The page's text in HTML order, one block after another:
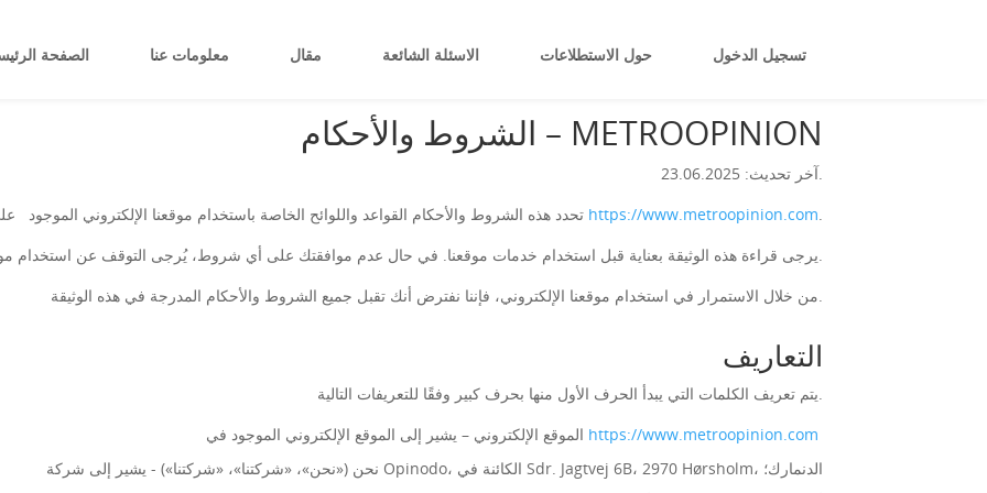
الصفحة معلومات عنا مقال الاسئلة الشائعة حول الاستطلاعات تسجيل الدخول
الشروط والأحكام – METROOPINION
آخر تحديث: 23.06.2025.
تحدد هذه الشروط والأحكام القواعد واللوائح الخاصة باستخدام موقعنا الإلكتروني الموجود على https://www.metroopinion.com.
يرجى قراءة هذه الوثيقة بعناية قبل استخدام خدمات موقعنا. في حال عدم موافقتك على أي شروط، يُرجى التوقف عن استخدام موقعنا فورًا.
من خلال الاستمرار في استخدام موقعنا الإلكتروني، فإننا نفترض أنك تقبل جميع الشروط والأحكام المدرجة في هذه الوثيقة.
التعاريف
يتم تعريف الكلمات التي يبدأ الحرف الأول منها بحرف كبير وفقًا للتعريفات التالية.
https://www.metroopinion.com
نحن («نحن»، «شركتنا»، «شركتنا») - يشير إلى شركة Opinodo، الكائنة في Sdr. Jagtvej 6B، 2970 Hørsholm، الدنمارك؛